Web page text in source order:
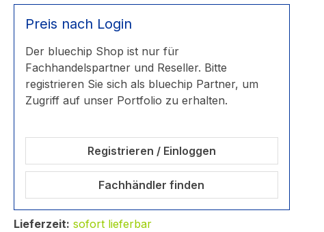
Preis nach Login
Der bluechip Shop ist nur für
Fachhandelspartner und Reseller. Bitte
registrieren Sie sich als bluechip Partner, um
Zugriff auf unser Portfolio zu erhalten.
Registrieren / Einloggen
Fachhändler finden
Lieferzeit: sofort lieferbar